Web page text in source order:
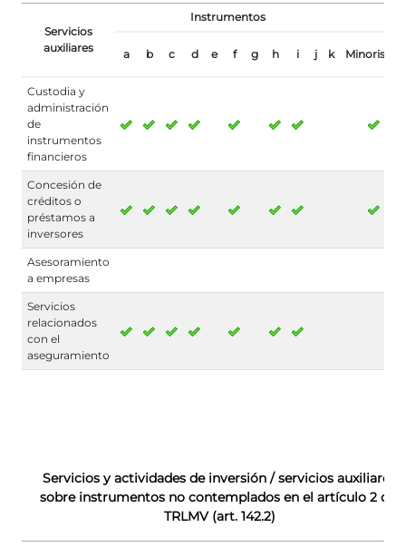
Servicios
auxiliares
Instrumentos
a b c d e f g h i j k Minoristas
Custodia y
administración
de
instrumentos
financieros
Concesión de
créditos o
préstamos a
inversores
Asesoramiento
a empresas
Servicios
relacionados
con el
aseguramiento
Servicios y actividades de inversión / servicios auxiliares
sobre instrumentos no contemplados en el artículo 2 del
TRLMV (art. 142.2)